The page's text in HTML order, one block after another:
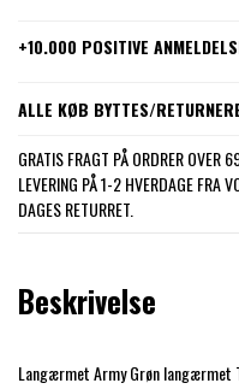
+10.000 POSITIVE
ALLE KØB BYTTES/
GRATIS FRAGT PÅ ORDRER OVER
LEVERING PÅ 1-2 HVERDAGE FRA
DAGES RETURRET.
Beskrivelse
Langærmet Army Grøn